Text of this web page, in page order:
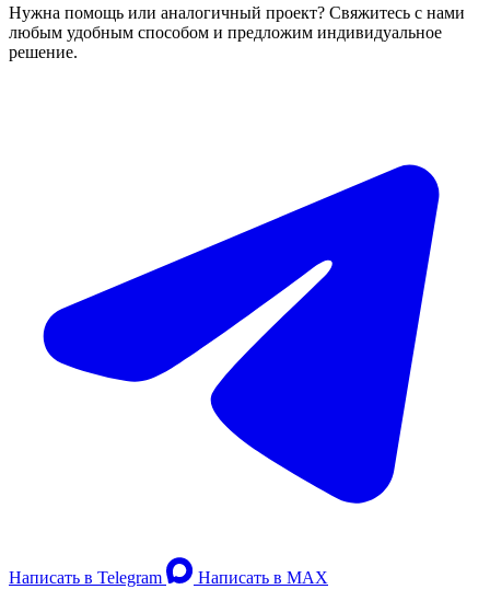
Нужна помощь или аналогичный проект? Свяжитесь с нами
любым удобным способом и предложим индивидуальное
решение.
Написать в Telegram Написать в MAX